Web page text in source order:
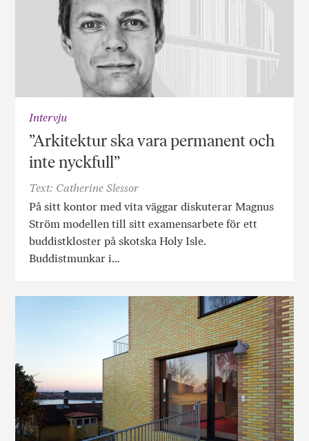
Intervju
”Arkitektur ska vara permanent och
inte nyckfull”
Text: Catherine Slessor
På sitt kontor med vita väggar diskuterar Magnus
Ström modellen till sitt examensarbete för ett
buddistkloster på skotska Holy Isle.
Buddistmunkar i…